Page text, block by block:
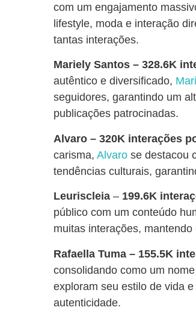
com um engajamento
lifestyle, moda e interação
tantas interações.
Mariely Santos – 328.6K
autêntico e diversificado,
seguidores, garantindo um
publicações patrocinadas.
Alvaro – 320K interações
carisma, Alvaro se destacou
tendências culturais,
Leuriscleia – 199.6K
público com um conteúdo
muitas interações,
Rafaella Tuma – 155.5K
consolidando como um
exploram seu estilo de vida
autenticidade.